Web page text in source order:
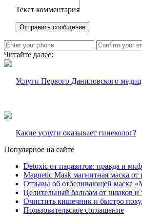
Текст комментария
Читайте далее:
Услуги Первого Даниловского
Какие услуги оказывает гинеколог?
Популярное на сайте
Detoxic от паразитов: правда и
Magnetic Mask магнитная маска
Отзывы об отбеливающей маске
Целительный бальзам от шлаков и
Очистить кишечник и быстро
Пользовательское соглашение